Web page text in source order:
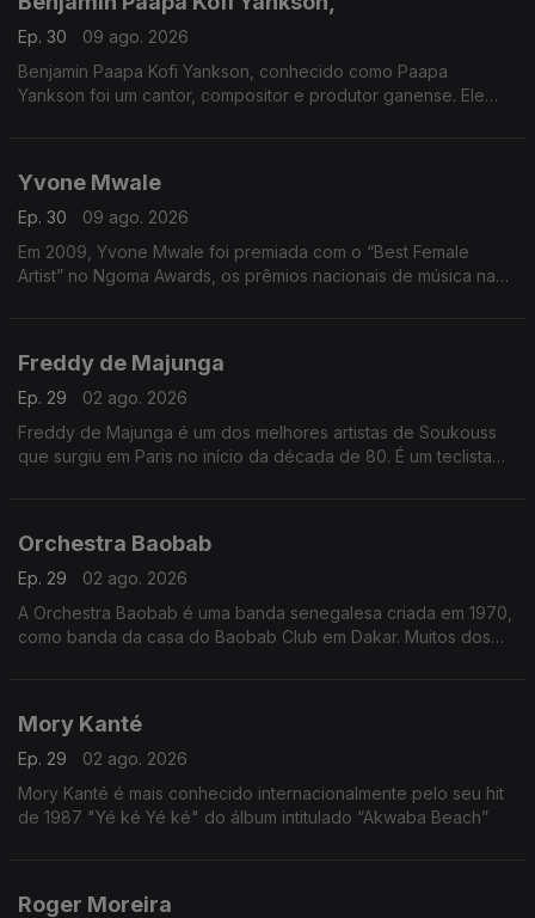
Ep. 30
09 ago. 2026
Benjamin Paapa Kofi Yankson, conhecido como Paapa
Yankson foi um cantor, compositor e produtor ganense. Ele
Yvone Mwale
Ep. 30
09 ago. 2026
Em 2009, Yvone Mwale foi premiada com o “Best Female
Artist” no Ngoma Awards, os prêmios nacionais de música na
Freddy de Majunga
Ep. 29
02 ago. 2026
Freddy de Majunga é um dos melhores artistas de Soukouss
que surgiu em Paris no início da década de 80. É um teclista
Orchestra Baobab
Ep. 29
02 ago. 2026
A Orchestra Baobab é uma banda senegalesa criada em 1970,
como banda da casa do Baobab Club em Dakar. Muitos dos
Mory Kanté
Ep. 29
02 ago. 2026
Mory Kanté é mais conhecido internacionalmente pelo seu hit
de 1987 "Yé ké Yé ké" do álbum intitulado “Akwaba Beach”
Roger Moreira